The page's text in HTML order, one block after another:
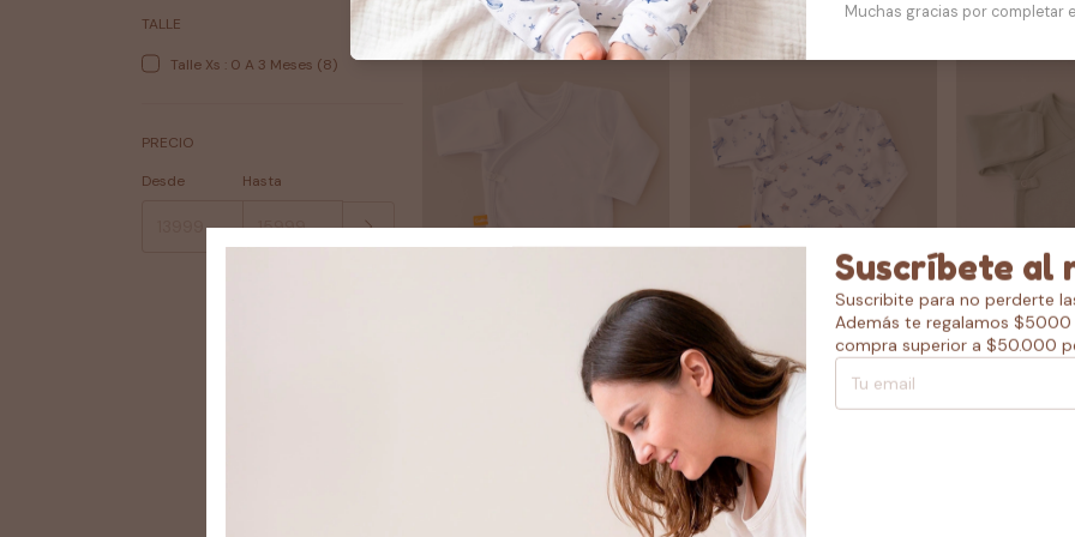
TALLE
Talle Xs : 0 A 3 Meses (8)
PRECIO
Desde
Hasta
TRANSFERENCIA 10% OFF
Batita bebé fondo marino
$12.77 USD
$11.49 USD con
PAGO
TRANSFERENCIA 10% OFF
Comprar
Muchas gracias por completar
Suscríbete al
Suscribite para no perderte
Además te regalamos
compra superior a $50.000